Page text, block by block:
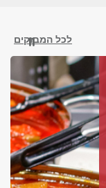
לכל המבזקים